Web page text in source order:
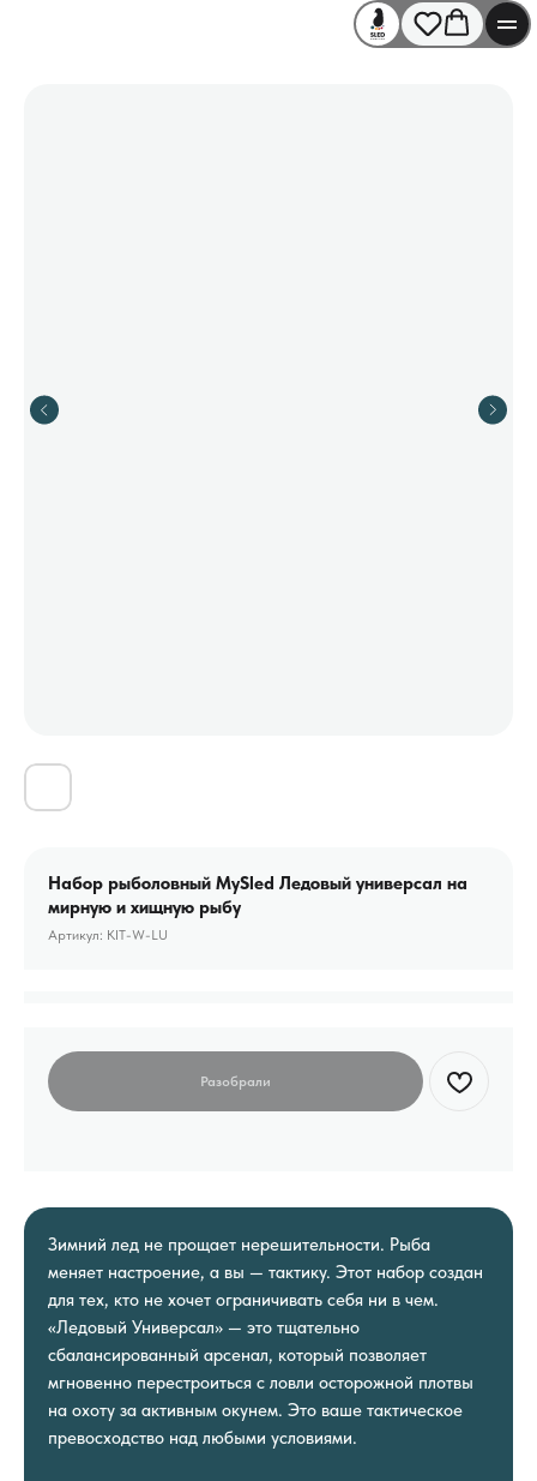
Набор рыболовный MySled Ледовый универсал на
мирную и хищную рыбу
Артикул: KIT-W-LU
Зимний лед не прощает нерешительности. Рыба
меняет настроение, а вы — тактику. Этот набор создан
для тех, кто не хочет ограничивать себя ни в чем.
«Ледовый Универсал» — это тщательно
сбалансированный арсенал, который позволяет
мгновенно перестроиться с ловли осторожной плотвы
на охоту за активным окунем. Это ваше тактическое
превосходство над любыми условиями.